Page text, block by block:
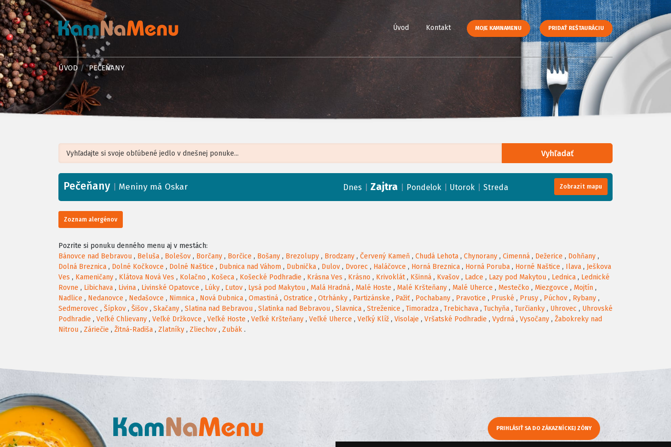
Úvod Kontakt MOJE KAMNAMENU PRIDAŤ REŠTAURÁCIU
ÚVOD PEČEŇANY
Vyhľadať
+
−
Pečeňany Meniny má Oskar Dnes Zajtra Pondelok Utorok Streda Zobrazit mapu
Zoznam alergénov
Pozrite si ponuku denného menu aj v mestách:
Bánovce nad Bebravou , Beluša , Bolešov , Borčany , Borčice , Bošany , Brezolupy , Brodzany , Červený Kameň , Chudá Lehota , Chynorany , Cimenná , Dežerice , Dohňany ,
Dolná Breznica , Dolné Kočkovce , Dolné Naštice , Dubnica nad Váhom , Dubnička , Dulov , Dvorec , Haláčovce , Horná Breznica , Horná Poruba , Horné Naštice , Ilava , Ješkova
Ves , Kameničany , Klátova Nová Ves , Kolačno , Košeca , Košecké Podhradie , Krásna Ves , Krásno , Krivoklát, Kšinná , Kvašov , Ladce , Lazy pod Makytou , Lednica , Lednické
Rovne , Libichava , Livina , Livinské Opatovce , Lúky , Ľutov , Lysá pod Makytou , Malá Hradná , Malé Hoste , Malé Kršteňany , Malé Uherce , Mestečko , Miezgovce , Mojtín ,
Nadlice , Nedanovce , Nedašovce , Nimnica , Nová Dubnica , Omastiná , Ostratice , Otrhánky , Partizánske , Pažiť , Pochabany , Pravotice , Pruské , Prusy , Púchov , Rybany ,
Sedmerovec , Šípkov , Šišov , Skačany , Slatina nad Bebravou , Slatinka nad Bebravou , Slavnica , Streženice , Timoradza , Trebichava , Tuchyňa , Turčianky , Uhrovec , Uhrovské
Podhradie , Veľké Chlievany , Veľké Držkovce , Veľké Hoste , Veľké Kršteňany , Veľké Uherce , Veľký Klíž , Visolaje , Vršatské Podhradie , Vydrná , Vysočany , Žabokreky nad
Nitrou , Záriečie , Žitná-Radiša , Zlatníky , Zliechov , Zubák .
PRIHLÁSIŤ SA DO ZÁKAZNÍCKEJ ZÓNY